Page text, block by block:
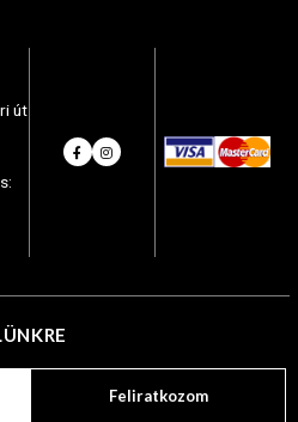
út
Feliratkozom